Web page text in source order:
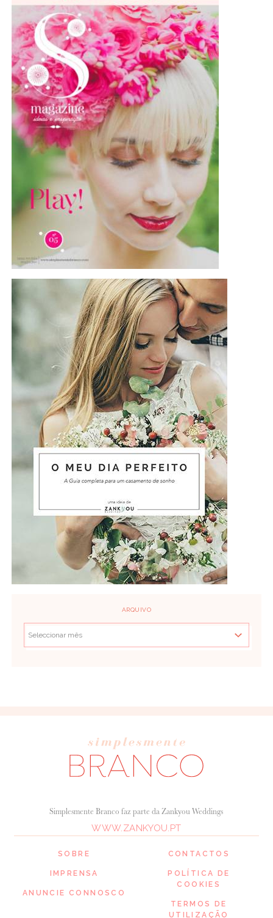
ARQUIVO
SOBRE
IMPRENSA
ANUNCIE CONNOSCO
Simplesmente Branco faz parte da Zankyou Weddings
WWW.ZANKYOU.PT
CONTACTOS
POLÍTICA DE
COOKIES
TERMOS DE
UTILIZAÇÃO